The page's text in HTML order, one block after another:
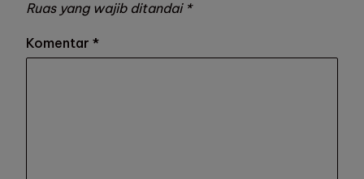
Ruas yang wajib ditandai *
Komentar *